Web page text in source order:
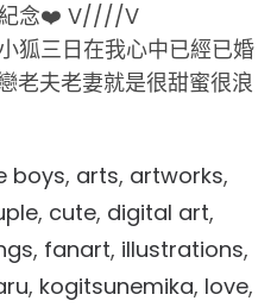
紀念❤️ V////V
狐三日在我心中已經已婚
老夫老妻就是很甜蜜很浪
boys, arts, artworks,
, cute, digital art,
, fanart, illustrations,
, kogitsunemika, love,